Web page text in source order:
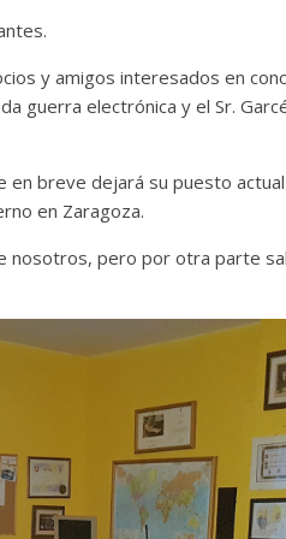
y amigos interesados en
guerra electrónica y el Sr.
en breve dejará su puesto
en Zaragoza.
nosotros, pero por otra parte